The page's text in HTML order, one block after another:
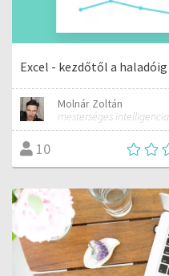
Excel - kezdőtől a haladóig
Molnár Zoltán
mesterséges
10